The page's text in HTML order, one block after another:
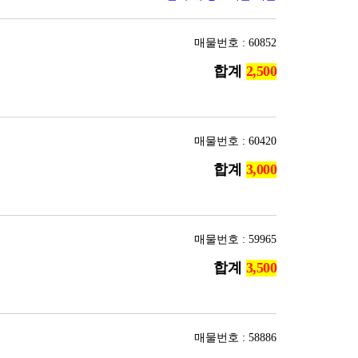
매물번호 : 60852
합계
매물번호 : 60420
합계
매물번호 : 59965
합계
매물번호 : 58886